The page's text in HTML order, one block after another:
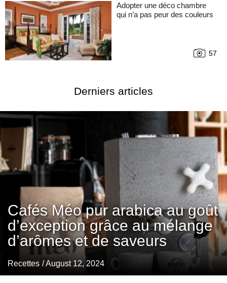
Adopter une déco chambre
qui n’a pas peur des couleurs
57
Derniers articles
Cafés Méo pur arabica au goût
d’exception grâce au mélange
d’arômes et de saveurs
Recettes / August 12, 2024